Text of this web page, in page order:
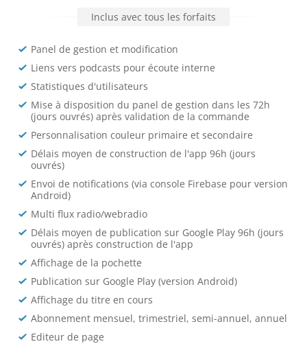
Inclus avec tous les forfaits
Panel de gestion et modification
Liens vers podcasts pour écoute interne
Statistiques d'utilisateurs
Mise à disposition du panel de gestion dans les 72h
(jours ouvrés) après validation de la commande
Personnalisation couleur primaire et secondaire
Délais moyen de construction de l'app 96h (jours
ouvrés)
Envoi de notifications (via console Firebase pour version
Android)
Multi flux radio/webradio
Délais moyen de publication sur Google Play 96h (jours
ouvrés) après construction de l'app
Affichage de la pochette
Publication sur Google Play (version Android)
Affichage du titre en cours
Abonnement mensuel, trimestriel, semi-annuel, annuel
Editeur de page